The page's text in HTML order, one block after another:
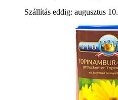
Szállítás eddig: augusztus 10.